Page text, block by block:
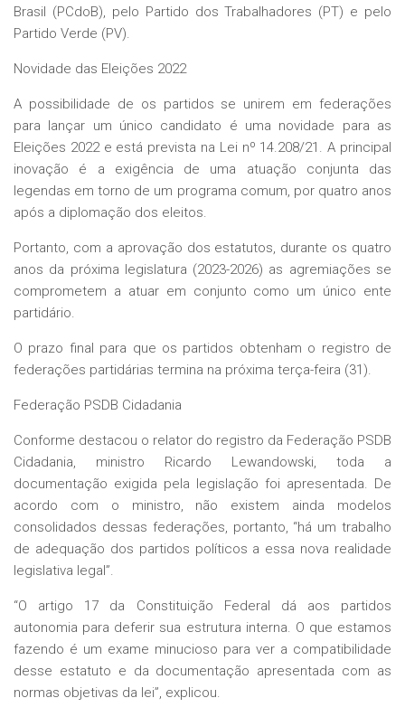
Brasil (PCdoB), pelo Partido dos Trabalhadores (PT) e pelo
Partido Verde (PV).
Novidade das Eleições 2022
A possibilidade de os partidos se unirem em federações
para lançar um único candidato é uma novidade para as
Eleições 2022 e está prevista na Lei nº 14.208/21 . A principal
inovação é a exigência de uma atuação conjunta das
legendas em torno de um programa comum, por quatro anos
após a diplomação dos eleitos.
Portanto, com a aprovação dos estatutos, durante os quatro
anos da próxima legislatura (2023-2026) as agremiações se
comprometem a atuar em conjunto como um único ente
partidário.
O prazo final para que os partidos obtenham o registro de
federações partidárias termina na próxima terça-feira (31).
Federação PSDB Cidadania
Conforme destacou o relator do registro da Federação PSDB
Cidadania, ministro Ricardo Lewandowski, toda a
documentação exigida pela legislação foi apresentada. De
acordo com o ministro, não existem ainda modelos
consolidados dessas federações, portanto, “há um trabalho
de adequação dos partidos políticos a essa nova realidade
legislativa legal”.
“O artigo 17 da Constituição Federal dá aos partidos
autonomia para deferir sua estrutura interna. O que estamos
fazendo é um exame minucioso para ver a compatibilidade
desse estatuto e da documentação apresentada com as
normas objetivas da lei”, explicou.